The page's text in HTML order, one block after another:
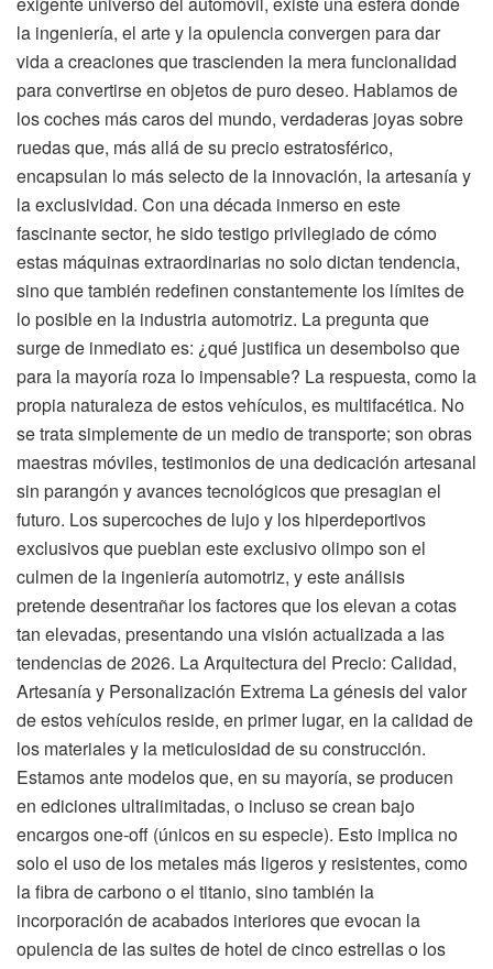
la ingeniería, el arte y la opulencia convergen para dar
vida a creaciones que trascienden la mera funcionalidad
para convertirse en objetos de puro deseo. Hablamos de
los coches más caros del mundo, verdaderas joyas sobre
ruedas que, más allá de su precio estratosférico,
encapsulan lo más selecto de la innovación, la artesanía y
la exclusividad. Con una década inmerso en este
fascinante sector, he sido testigo privilegiado de cómo
estas máquinas extraordinarias no solo dictan tendencia,
sino que también redefinen constantemente los límites de
lo posible en la industria automotriz. La pregunta que
surge de inmediato es: ¿qué justifica un desembolso que
para la mayoría roza lo impensable? La respuesta, como la
propia naturaleza de estos vehículos, es multifacética. No
se trata simplemente de un medio de transporte; son obras
maestras móviles, testimonios de una dedicación artesanal
sin parangón y avances tecnológicos que presagian el
futuro. Los supercoches de lujo y los hiperdeportivos
exclusivos que pueblan este exclusivo olimpo son el
culmen de la ingeniería automotriz, y este análisis
pretende desentrañar los factores que los elevan a cotas
tan elevadas, presentando una visión actualizada a las
tendencias de 2026. La Arquitectura del Precio: Calidad,
Artesanía y Personalización Extrema La génesis del valor
de estos vehículos reside, en primer lugar, en la calidad de
los materiales y la meticulosidad de su construcción.
Estamos ante modelos que, en su mayoría, se producen
en ediciones ultralimitadas, o incluso se crean bajo
encargos one-off (únicos en su especie). Esto implica no
solo el uso de los metales más ligeros y resistentes, como
la fibra de carbono o el titanio, sino también la
incorporación de acabados interiores que evocan la
opulencia de las suites de hotel de cinco estrellas o los